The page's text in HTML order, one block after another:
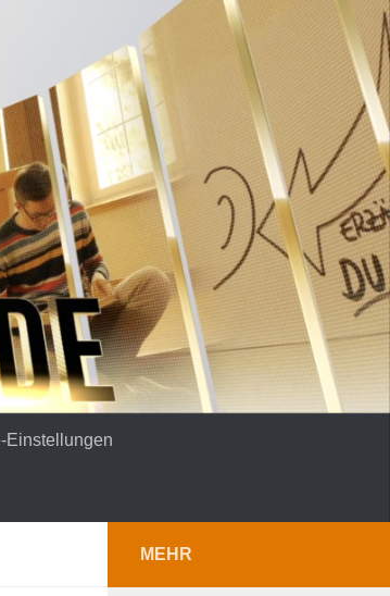
Einstellungen
MEHR